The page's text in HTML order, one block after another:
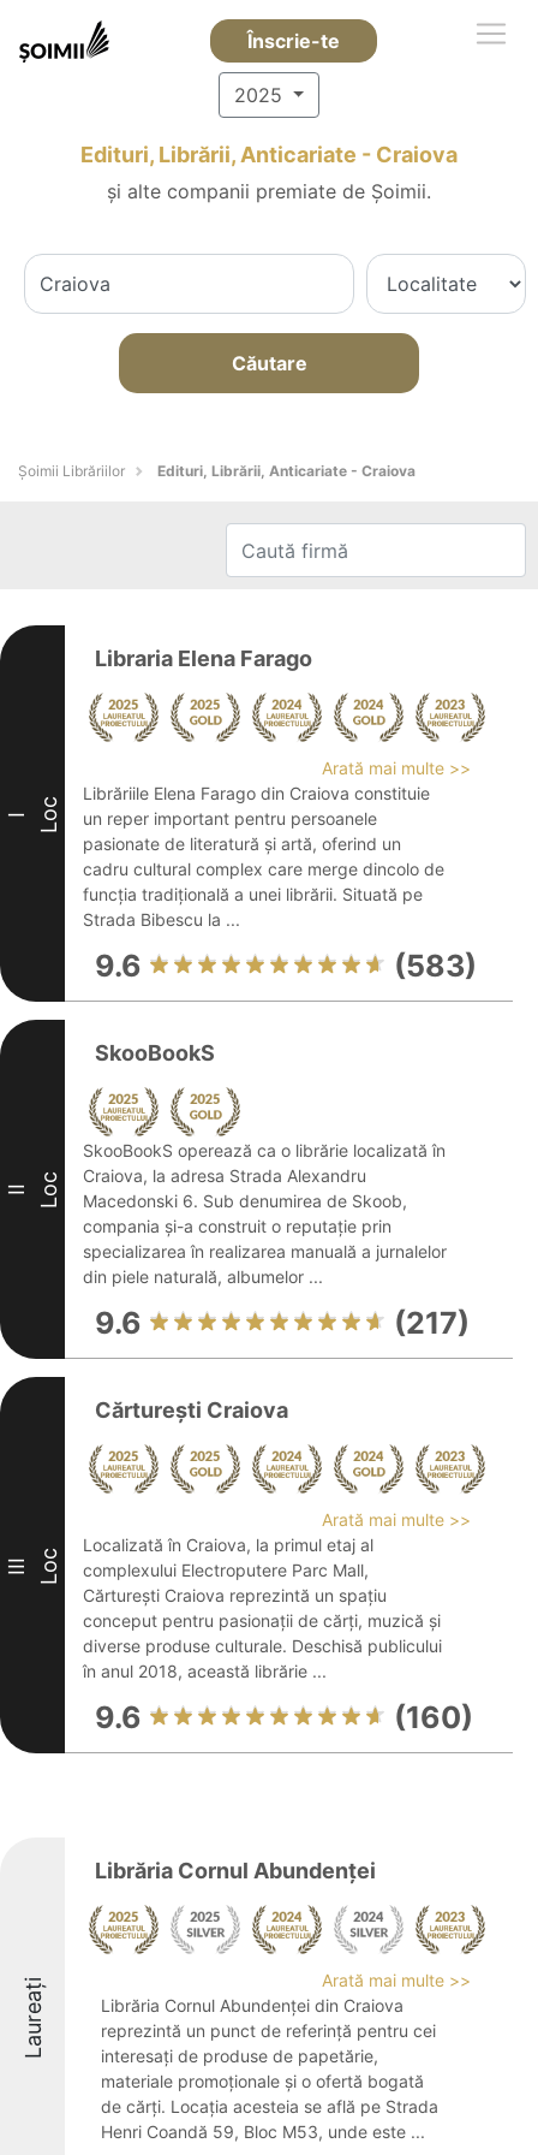
Înscrie-te
2025
Edituri, Librării, Anticariate - Craiova
și alte companii premiate de Șoimii.
Căutare
Șoimii Librăriilor Edituri, Librării, Anticariate - Craiova
I Loc
Libraria Elena Farago
Arată mai multe >>
Librăriile Elena Farago din Craiova constituie
un reper important pentru persoanele
pasionate de literatură și artă, oferind un
cadru cultural complex care merge dincolo de
funcția tradițională a unei librării. Situată pe
Strada Bibescu la ...
9.6 (583)
II Loc
SkooBookS
SkooBookS operează ca o librărie localizată în
Craiova, la adresa Strada Alexandru
Macedonski 6. Sub denumirea de Skoob,
compania și-a construit o reputație prin
specializarea în realizarea manuală a jurnalelor
din piele naturală, albumelor ...
9.6 (217)
III Loc
Cărturești Craiova
Arată mai multe >>
Localizată în Craiova, la primul etaj al
complexului Electroputere Parc Mall,
Cărturești Craiova reprezintă un spațiu
conceput pentru pasionații de cărți, muzică și
diverse produse culturale. Deschisă publicului
în anul 2018, această librărie ...
9.6 (160)
Laureați
Librăria Cornul Abundenței
Arată mai multe >>
Librăria Cornul Abundenței din Craiova
reprezintă un punct de referință pentru cei
interesați de produse de papetărie,
materiale promoționale și o ofertă bogată
de cărți. Locația acesteia se află pe Strada
Henri Coandă 59, Bloc M53, unde este ...